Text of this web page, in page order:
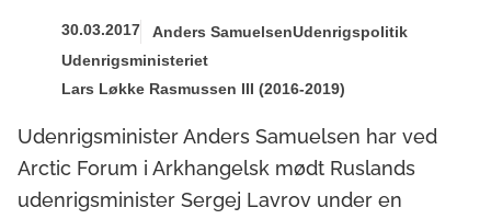
30.03.2017 Anders SamuelsenUdenrigspolitik
Udenrigsministeriet
Lars Løkke Rasmussen III (2016-2019)
Udenrigsminister Anders Samuelsen har ved
Arctic Forum i Arkhangelsk mødt Ruslands
udenrigsminister Sergej Lavrov under en